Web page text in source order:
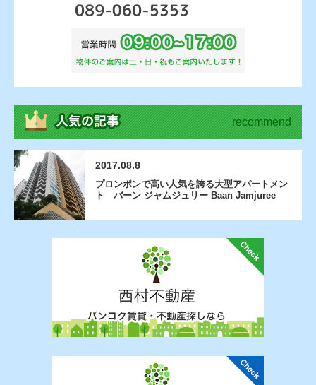
recommend
2017.08.8
プロンポンで高い人気を誇る大型アパートメン
ト バーン ジャムジュリー Baan Jamjuree